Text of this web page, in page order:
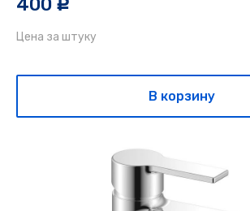
c
Цена за штуку
В корзину